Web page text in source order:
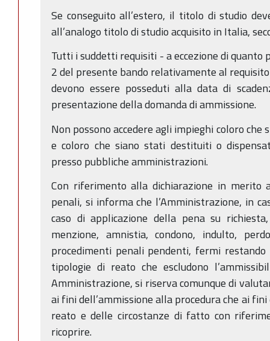
Se conseguito all’estero, il titolo di studio
all’analogo titolo di studio acquisito in Italia,
Tutti i suddetti requisiti - a eccezione di
2 del presente bando relativamente al
devono essere posseduti alla data di
presentazione della domanda di ammissione.
Non possono accedere agli impieghi coloro
e coloro che siano stati destituiti o
presso pubbliche amministrazioni.
Con riferimento alla dichiarazione in merito
penali, si informa che l’Amministrazione, in
caso di applicazione della pena su
menzione, amnistia, condono, indulto,
procedimenti penali pendenti, fermi
tipologie di reato che escludono
Amministrazione, si riserva comunque di
ai fini dell’ammissione alla procedura che ai
reato e delle circostanze di fatto con
ricoprire.